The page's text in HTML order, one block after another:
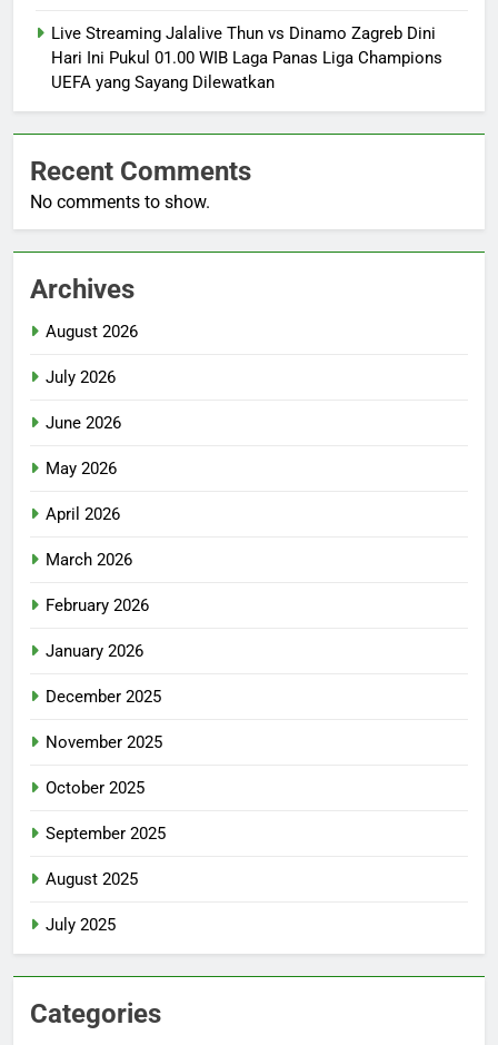
Live Streaming Jalalive Thun vs Dinamo Zagreb Dini
Hari Ini Pukul 01.00 WIB Laga Panas Liga Champions
UEFA yang Sayang Dilewatkan
Recent Comments
No comments to show.
Archives
August 2026
July 2026
June 2026
May 2026
April 2026
March 2026
February 2026
January 2026
December 2025
November 2025
October 2025
September 2025
August 2025
July 2025
Categories